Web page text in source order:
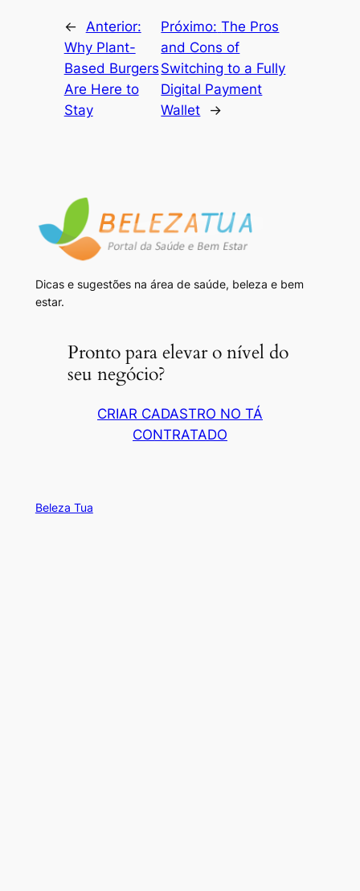
←
Anterior:
Why Plant-
Based Burgers
Are Here to
Stay
Próximo: The Pros
and Cons of
Switching to a Fully
Digital Payment
Wallet
→
Dicas e sugestões na área de saúde, beleza e bem
estar.
Pronto para elevar o nível do
seu negócio?
CRIAR CADASTRO NO TÁ
CONTRATADO
Beleza Tua